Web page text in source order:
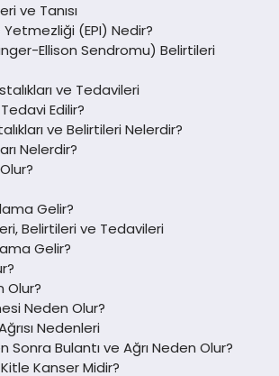
ve Tanısı
Yetmezliği (EPI) Nedir?
Ellison Sendromu) Belirtileri
ve Tedavileri
Tedavi Edilir?
ve Belirtileri Nelerdir?
Nelerdir?
Gelir?
Belirtileri ve Tedavileri
Gelir?
Olur?
Neden Olur?
Nedenleri
Sonra Bulantı ve Ağrı Neden Olur?
Kanser Midir?